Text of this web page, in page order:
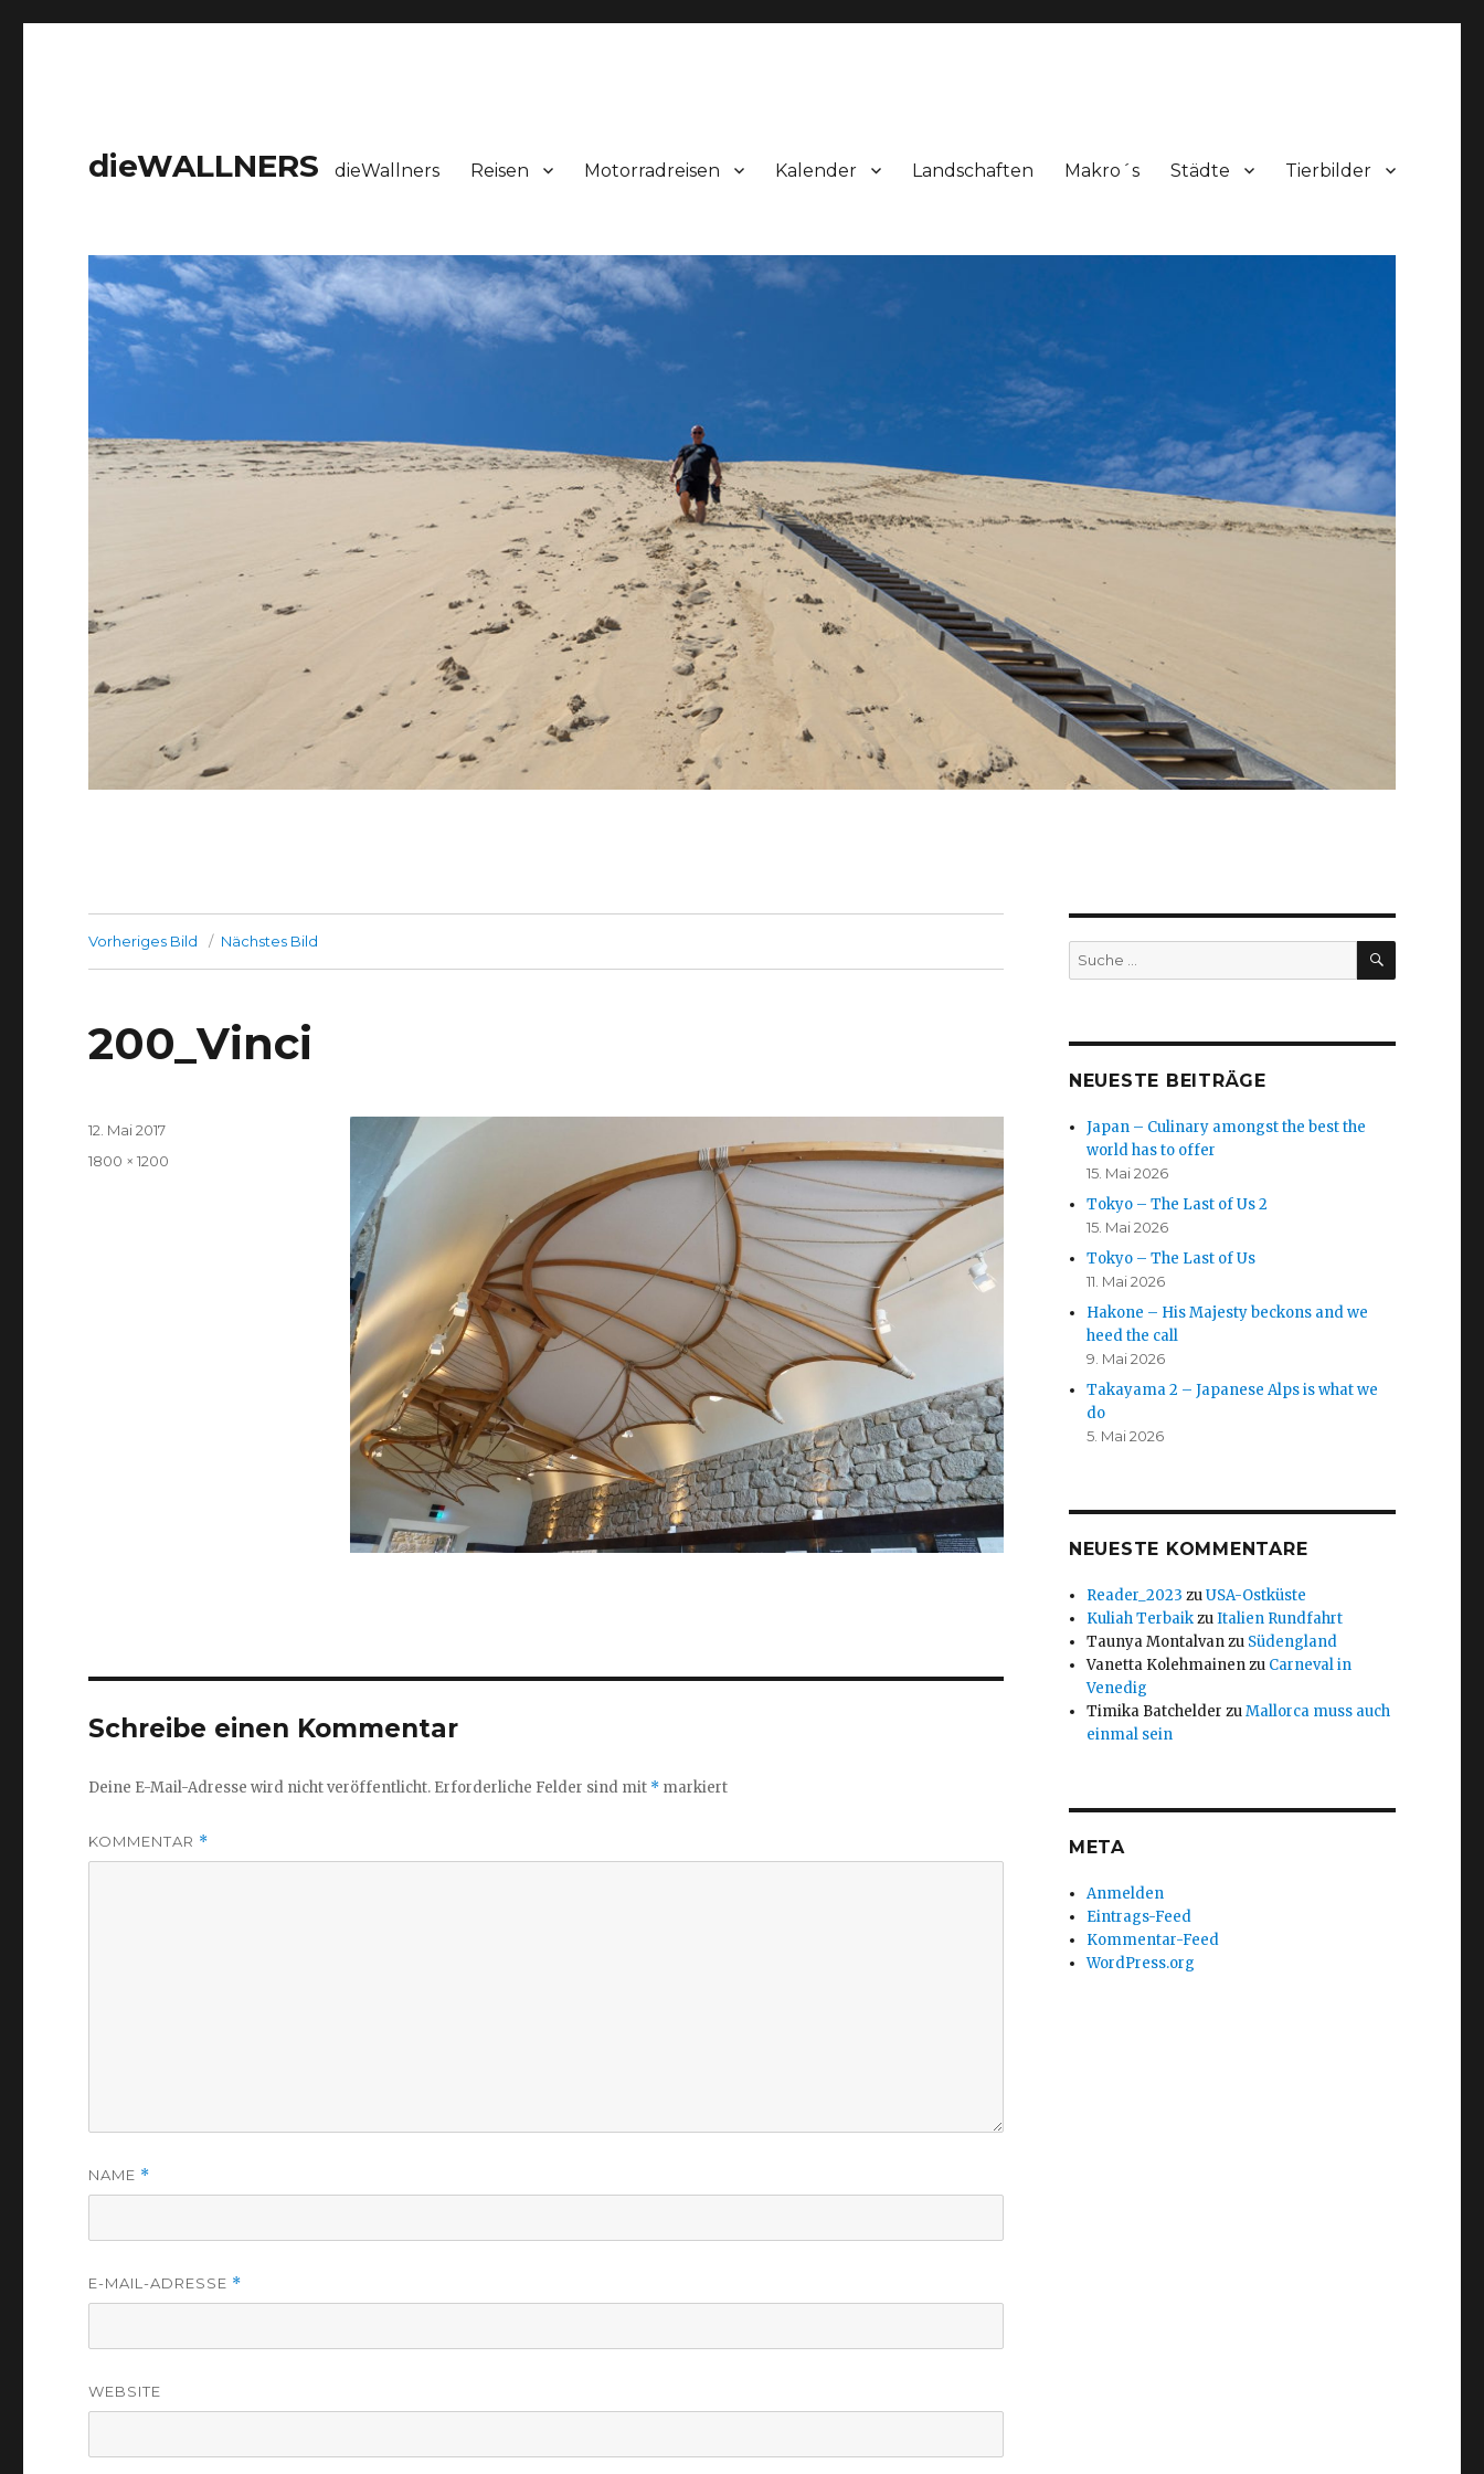
dieWALLNERS dieWallners Reisen Motorradreisen Kalender Landschaften Makro´s Städte Tierbilder
Vorheriges Bild Nächstes Bild
200_Vinci
Veröffentlicht
am
12. Mai 2017
Volle
1800 × 1200
Schreibe einen Kommentar
Deine E-Mail-Adresse wird nicht veröffentlicht. Erforderliche Felder sind mit * markiert
KOMMENTAR *
NAME *
E-MAIL-ADRESSE *
WEBSITE
Suche
nach:
SUCHEN
NEUESTE BEITRÄGE
Japan – Culinary amongst the best the
world has to offer
15. Mai 2026
Tokyo – The Last of Us 2
15. Mai 2026
Tokyo – The Last of Us
11. Mai 2026
Hakone – His Majesty beckons and we
heed the call
9. Mai 2026
Takayama 2 – Japanese Alps is what we
do
5. Mai 2026
NEUESTE KOMMENTARE
Reader_2023 zuUSA-Ostküste
Kuliah TerbaikzuItalien Rundfahrt
Taunya Montalvanzu Südengland
Vanetta Kolehmainenzu Carneval in
Venedig
Timika Batchelder zuMallorca muss auch
einmal sein
META
Anmelden
Eintrags-Feed
Kommentar-Feed
WordPress.org